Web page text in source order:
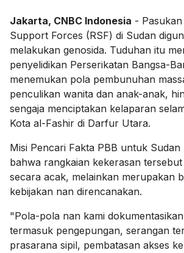
Jakarta, CNBC Indonesia -
Support Forces (RSF) di Sudan
melakukan genosida. Tuduhan itu
penyelidikan Perserikatan Bangsa-
menemukan pola pembunuhan
penculikan wanita dan anak-anak,
sengaja menciptakan kelaparan
Kota al-Fashir di Darfur Utara.
Misi Pencari Fakta PBB untuk
bahwa rangkaian kekerasan
secara acak, melainkan merupakan
kebijakan nan direncanakan.
"Pola-pola nan kami
termasuk pengepungan, serangan
prasarana sipil, pembatasan akses